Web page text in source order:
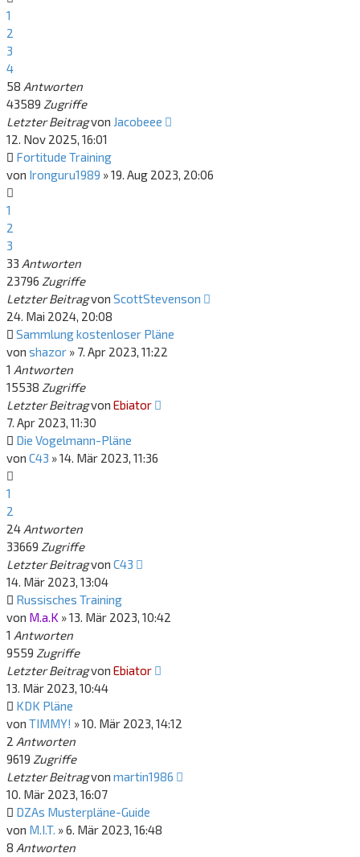
1
2
3
4
58 Antworten
43589 Zugriffe
Letzter Beitragvon Jacobeee
12. Nov 2025, 16:01
Fortitude Training
von Ironguru1989 »19. Aug 2023, 20:06
1
2
3
33 Antworten
23796 Zugriffe
Letzter Beitragvon ScottStevenson
24. Mai 2024, 20:08
Sammlung kostenloser Pläne
von shazor » 7. Apr 2023, 11:22
1 Antworten
15538 Zugriffe
Letzter Beitragvon Ebiator
7. Apr 2023, 11:30
Die Vogelmann-Pläne
von C43 »14. Mär 2023, 11:36
1
2
24 Antworten
33669 Zugriffe
Letzter Beitragvon C43
14. Mär 2023, 13:04
Russisches Training
von M.a.K »13. Mär 2023, 10:42
1 Antworten
9559 Zugriffe
Letzter Beitragvon Ebiator
13. Mär 2023, 10:44
KDK Pläne
von TIMMY! »10. Mär 2023, 14:12
2 Antworten
9619 Zugriffe
Letzter Beitragvon martin1986
10. Mär 2023, 16:07
DZAs Musterpläne-Guide
von M.I.T. »6. Mär 2023, 16:48
8 Antworten